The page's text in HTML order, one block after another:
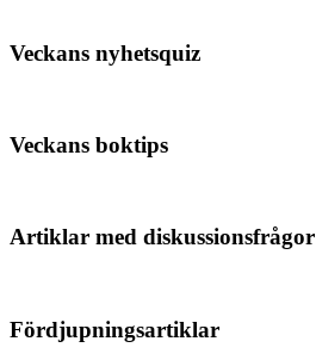
Veckans nyhetsquiz
Veckans boktips
Artiklar med diskussionsfrågor
Fördjupningsartiklar